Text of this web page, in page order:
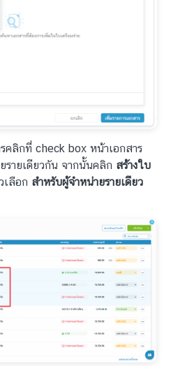
คลิกที่ check box หน้าเอกสาร
รายเดียวกัน จากนั้นคลิก สร้างใบ
เลือก สำหรับผู้จำหน่ายรายเดียว